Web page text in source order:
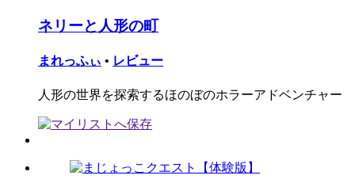
ネリーと人形の町
まれっふぃ • レビュー
人形の世界を探索するほのぼのホラーアドベンチャー